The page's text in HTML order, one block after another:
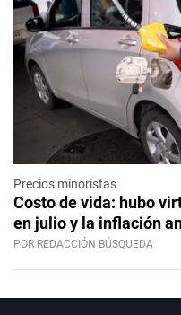
Precios minoristas
Costo de vida: hubo
en julio y la inflación
POR REDACCIÓN BÚSQUEDA